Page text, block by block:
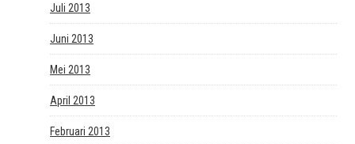
Juli 2013
Juni 2013
Mei 2013
April 2013
Februari 2013